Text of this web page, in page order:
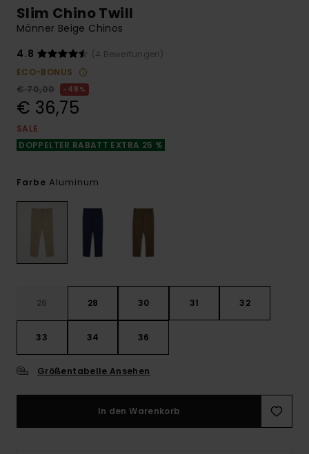
Slim Chino Twill
Männer Beige Chinos
4.8
(4 Bewertungen)
ECO-BONUS
€ 70,00
48%
€ 36,75
SALE
DOPPELTER RABATT EXTRA 25 %
Farbe Aluminum
26 28 30 31 32
33 34 36
Größentabelle Ansehen
In den Warenkorb